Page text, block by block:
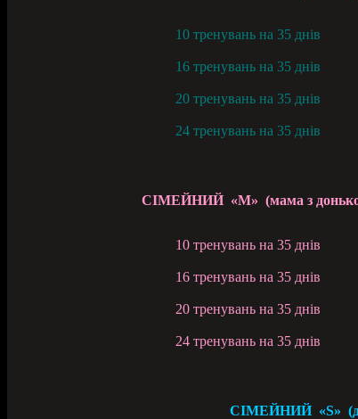
10 тренувань на 35 днів
16 тренувань на 35 днів
20 тренувань на 35 днів
24 тренувань на 35 днів
СІМЕЙНИЙ «M» (мама з донькою
10 тренувань на 35 днів
16 тренувань на 35 днів
20 тренувань на 35 днів
24 тренувань на 35 днів
СІМЕЙНИЙ «S» (дві